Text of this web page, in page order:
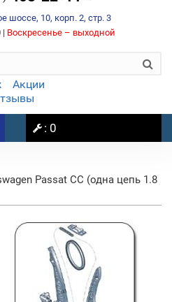
шоссе, 10, корп. 2, стр. 3
| Воскресенье – выходной
Акции
: 0
Passat СС (одна цепь 1.8